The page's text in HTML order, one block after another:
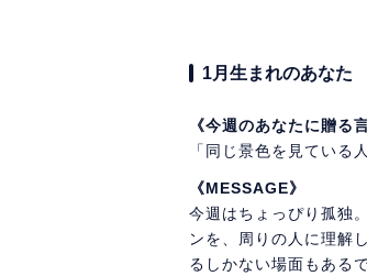
1月生まれのあなた
《今週のあなたに贈る
「同じ景色を見ている
《MESSAGE》
今週はちょっぴり孤独
ンを、周りの人に理解
るしかない場面もある